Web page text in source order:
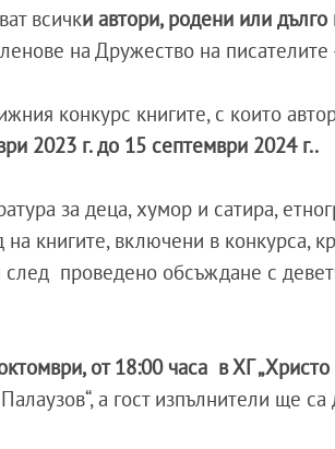
всички автори, родени или
на Дружество на писателите
конкурс книгите, с които
2023 г. до 15 септември 2024 г..
за деца, хумор и сатира,
книгите, включени в конкурса,
проведено обсъждане с
от 18:00 часа в ХГ
а гост изпълнители ще